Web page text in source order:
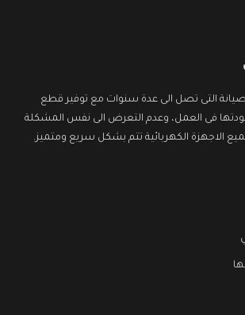
التى تصل الى عدة سنوات مع توفير قطع
فى العمل، وعدم التعرض الى نفس المشكلة
الاجهزة الكهربائية تتم بشكل سريع ومتميز.